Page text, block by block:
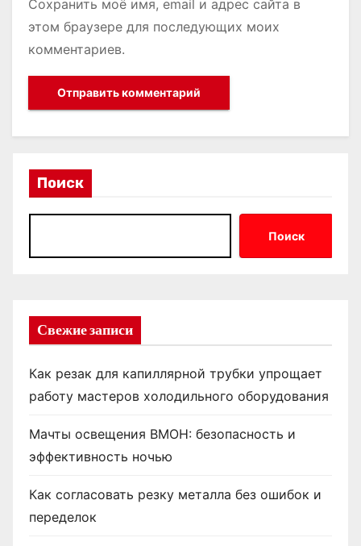
Сохранить моё имя, email и адрес сайта в
этом браузере для последующих моих
комментариев.
Поиск
Поиск
Свежие записи
Как резак для капиллярной трубки упрощает
работу мастеров холодильного оборудования
Мачты освещения ВМОН: безопасность и
эффективность ночью
Как согласовать резку металла без ошибок и
переделок